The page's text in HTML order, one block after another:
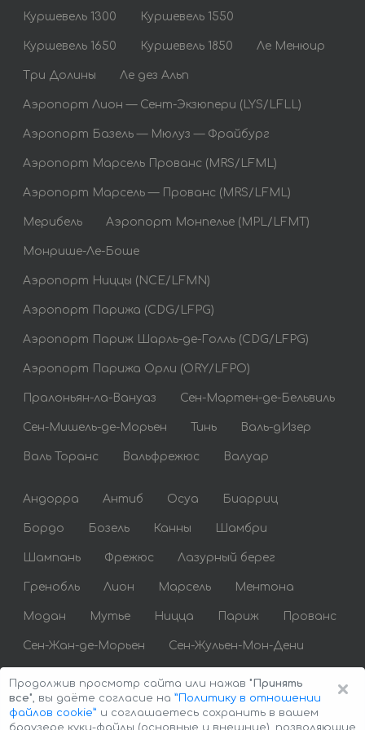
Куршевель 1300 Куршевель 1550
Куршевель 1650 Куршевель 1850 Ле Менюир
Три Долины Ле дез Альп
Аэропорт Лион — Сент-Экзюпери (LYS/LFLL)
Аэропорт Базель — Мюлуз — Фрайбург
Аэропорт Марсель Прованс (MRS/LFML)
Аэропорт Марсель — Прованс (MRS/LFML)
Мерибель Аэропорт Монпелье (MPL/LFMT)
Монрише-Ле-Боше
Аэропорт Ниццы (NCE/LFMN)
Аэропорт Парижа (CDG/LFPG)
Аэропорт Париж Шарль-де-Голль (CDG/LFPG)
Аэропорт Парижа Орли (ORY/LFPO)
Пралоньян-ла-Вануаз Сен-Мартен-де-Бельвиль
Сен-Мишель-де-Морьен Тинь Валь-дИзер
Валь Торанс Вальфрежюс Валуар
Андорра Антиб Осуа Биарриц
Бордо Бозель Канны Шамбри
Шампань Фрежюс Лазурный берег
Гренобль Лион Марсель Ментона
Модан Мутье Ницца Париж Прованс
Сен-Жан-де-Морьен Сен-Жульен-Мон-Дени
×
Продолжив просмотр сайта или нажав "Принять
все", вы даёте согласие на ”Политику в отношении
файлов cookie” и соглашаетесь сохранить в вашем
браузере куки-файлы (основные и внешние), позволяющие